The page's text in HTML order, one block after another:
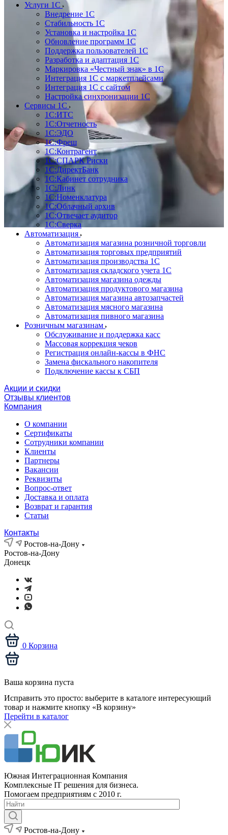
Услуги 1С
Внедрение 1С
Стабильность 1С
Установка и настройка 1С
Обновление программ 1С
Поддержка пользователей 1С
Разработка и адаптация 1С
Маркировка «Честный знак» в 1С
Интеграция 1С с маркетплейсами
Интеграция 1С с сайтом
Настройка синхронизации 1С
Сервисы 1С
1С:ИТС
1С:Отчетность
1С:ЭДО
1С:Фреш
1С:Контрагент
1С:CПАРК Риски
1С:ДиректБанк
1С:Кабинет сотрудника
1С:Линк
1С:Номенклатура
1С:Облачный архив
1С:Отвечает аудитор
1С:Сверка
Автоматизация
Автоматизация магазина розничной торговли
Автоматизация торговых предприятий
Автоматизация производства 1С
Автоматизация складского учета 1C
Автоматизация магазина одежды
Автоматизация продуктового магазина
Автоматизация магазина автозапчастей
Автоматизация мясного магазина
Автоматизация пивного магазина
Розничным магазинам
Обслуживание и поддержка касс
Массовая коррекция чеков
Регистрация онлайн-кассы в ФНС
Замена фискального накопителя
Подключение кассы к СБП
Акции и скидки
Отзывы клиентов
Компания
О компании
Сертификаты
Сотрудники компании
Клиенты
Партнеры
Вакансии
Реквизиты
Вопрос-ответ
Доставка и оплата
Возврат и гарантия
Статьи
Контакты
Ростов-на-Дону
Ростов-на-Дону
Донецк
0 Корзина
Ваша корзина пуста
Исправить это просто: выберите в каталоге интересующий
товар и нажмите кнопку «В корзину»
Перейти в каталог
Южная Интеграционная Компания
Комплексные IT решения для бизнеса.
Помогаем предприятиям с 2010 г.
Ростов-на-Дону